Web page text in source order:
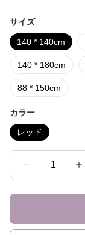
サイズ
140 * 140cm
140 * 180cm
88 * 150cm
カラー
レッド
1